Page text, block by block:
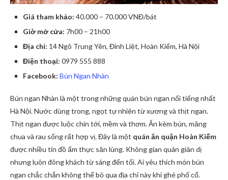
Giá tham khảo: 40.000 – 70.000 VNĐ/bát
Giờ mở cửa: 7h00 – 21h00
Địa chỉ: 14 Ngõ Trung Yên, Đinh Liệt, Hoàn Kiếm, Hà Nội
Điện thoại: 0979 555 888
Facebook: Bún Ngan Nhàn
Bún ngan Nhàn là một trong những quán bún ngan nổi tiếng nhất
Hà Nội. Nước dùng trong, ngọt tự nhiên từ xương và thịt ngan.
Thịt ngan được luộc chín tới, mềm và thơm. Ăn kèm bún, măng
chua và rau sống rất hợp vị. Đây là một quán ăn quận Hoàn Kiếm
được nhiều tín đồ ẩm thực săn lùng. Không gian quán giản dị
nhưng luôn đông khách từ sáng đến tối. Ai yêu thích món bún
ngan chắc chắn không thể bỏ qua địa chỉ này khi ghé phố cổ.